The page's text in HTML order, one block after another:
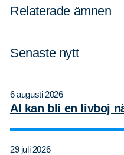
Relaterade ämnen
Senaste nytt
6 augusti 2026
AI kan bli en livboj
29 juli 2026